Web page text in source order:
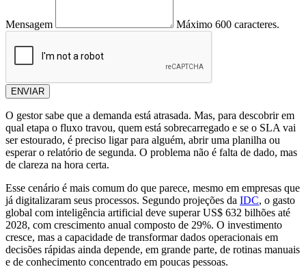
Mensagem Máximo 600 caracteres.
ENVIAR
O gestor sabe que a demanda está atrasada. Mas, para descobrir em
qual etapa o fluxo travou, quem está sobrecarregado e se o SLA vai
ser estourado, é preciso ligar para alguém, abrir uma planilha ou
esperar o relatório de segunda. O problema não é falta de dado, mas
de clareza na hora certa.
Esse cenário é mais comum do que parece, mesmo em empresas que
já digitalizaram seus processos. Segundo projeções da IDC, o gasto
global com inteligência artificial deve superar US$ 632 bilhões até
2028, com crescimento anual composto de 29%. O investimento
cresce, mas a capacidade de transformar dados operacionais em
decisões rápidas ainda depende, em grande parte, de rotinas manuais
e de conhecimento concentrado em poucas pessoas.